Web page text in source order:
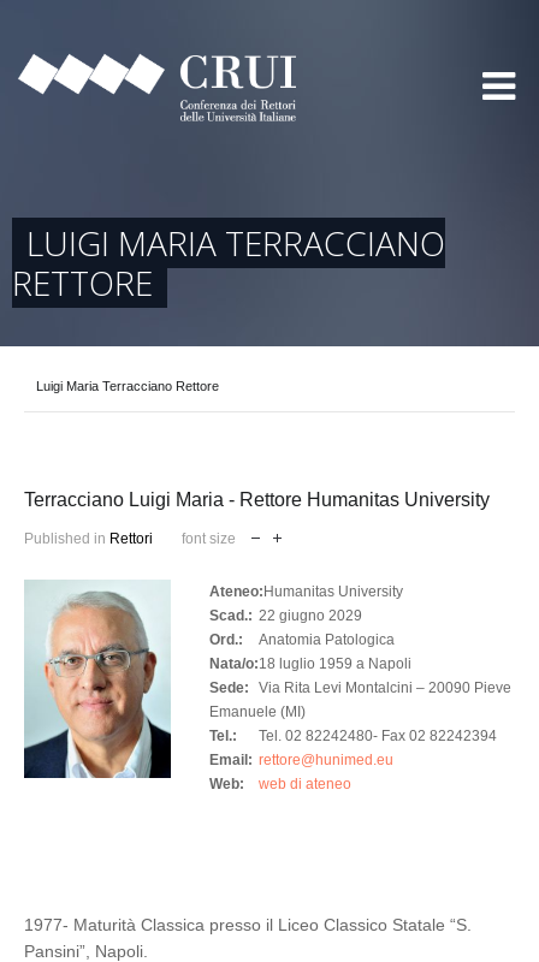
LUIGI MARIA TERRACCIANO
RETTORE
Luigi Maria Terracciano Rettore
Terracciano Luigi Maria - Rettore Humanitas University
Published in Rettori font size
Ateneo: Humanitas University
Scad.: 22 giugno 2029
Ord.:
Anatomia Patologica
Nata/o:18 luglio 1959 a Napoli
Sede:
Via Rita Levi Montalcini – 20090 Pieve
Emanuele (MI)
Tel.:
Tel. 02 82242480- Fax 02 82242394
Email: rettore@hunimed.eu
Web:
web di ateneo
1977- Maturità Classica presso il Liceo Classico Statale “S.
Pansini”, Napoli.